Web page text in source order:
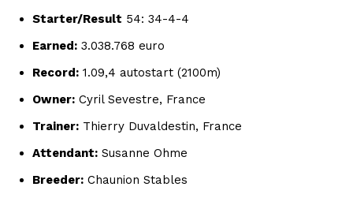
Starter/Result 54: 34-4-4
Earned: 3.038.768 euro
Record: 1.09,4 autostart (2100m)
Owner: Cyril Sevestre, France
Trainer: Thierry Duvaldestin, France
Attendant: Susanne Ohme
Breeder: Chaunion Stables